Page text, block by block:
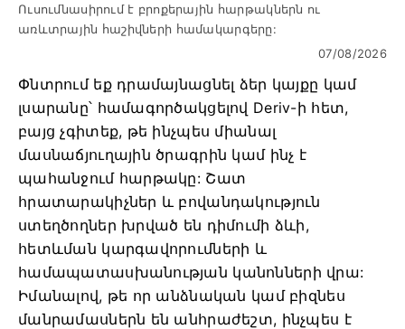
Ուսումնասիրում է բրոքերային հարթակներն ու
առևտրային հաշիվների համակարգերը:
07/08/2026
Փնտրում եք դրամայնացնել ձեր կայքը կամ
լսարանը՝ համագործակցելով Deriv-ի հետ,
բայց չգիտեք, թե ինչպես միանալ
մասնաճյուղային ծրագրին կամ ինչ է
պահանջում հարթակը: Շատ
հրատարակիչներ և բովանդակություն
ստեղծողներ խրված են դիմումի ձևի,
հետևման կարգավորումների և
համապատասխանության կանոնների վրա:
Իմանալով, թե որ անձնական կամ բիզնես
մանրամասներն են անհրաժեշտ, ինչպես է